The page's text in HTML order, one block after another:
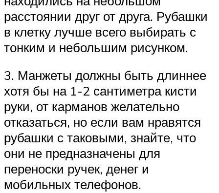
расстоянии друг от друга. Рубашки
в клетку лучше всего выбирать с
тонким и небольшим рисунком.
3. Манжеты должны быть длиннее
хотя бы на 1-2 сантиметра кисти
руки, от карманов желательно
отказаться, но если вам нравятся
рубашки с таковыми, знайте, что
они не предназначены для
переноски ручек, денег и
мобильных телефонов.